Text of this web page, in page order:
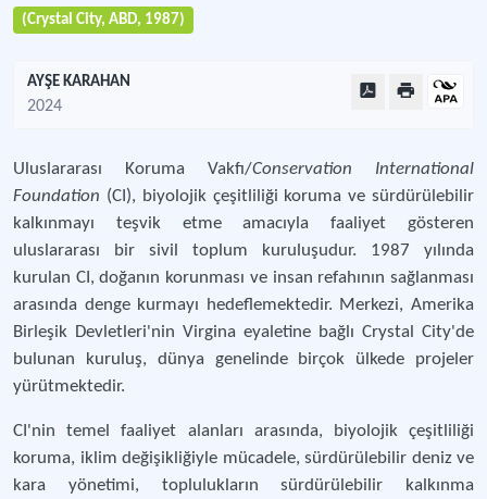
(Crystal City, ABD, 1987)
AYŞE KARAHAN
2024
Uluslararası Koruma Vakfı/Conservation International
Foundation (CI), biyolojik çeşitliliği koruma ve sürdürülebilir
kalkınmayı teşvik etme amacıyla faaliyet gösteren
uluslararası bir sivil toplum kuruluşudur. 1987 yılında
kurulan CI, doğanın korunması ve insan refahının sağlanması
arasında denge kurmayı hedeflemektedir. Merkezi, Amerika
Birleşik Devletleri'nin Virgina eyaletine bağlı Crystal City'de
bulunan kuruluş, dünya genelinde birçok ülkede projeler
yürütmektedir.
CI'nin temel faaliyet alanları arasında, biyolojik çeşitliliği
koruma, iklim değişikliğiyle mücadele, sürdürülebilir deniz ve
kara yönetimi, toplulukların sürdürülebilir kalkınma